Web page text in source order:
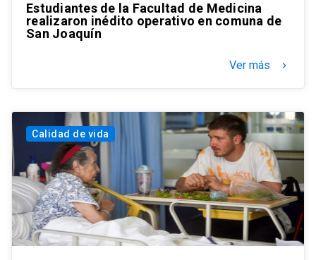
Estudiantes de la Facultad de Medicina
realizaron inédito operativo en comuna de
San Joaquín
Ver más keyboard_arrow_right
Calidad de vida